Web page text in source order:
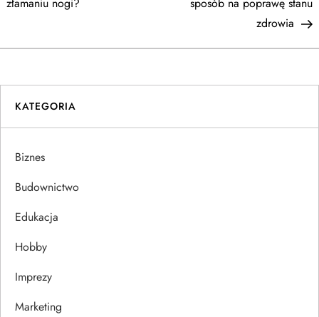
g
a
c
a
w
p
zdrowia
KATEGORIA
Biznes
Budownictwo
Edukacja
Hobby
Imprezy
Marketing